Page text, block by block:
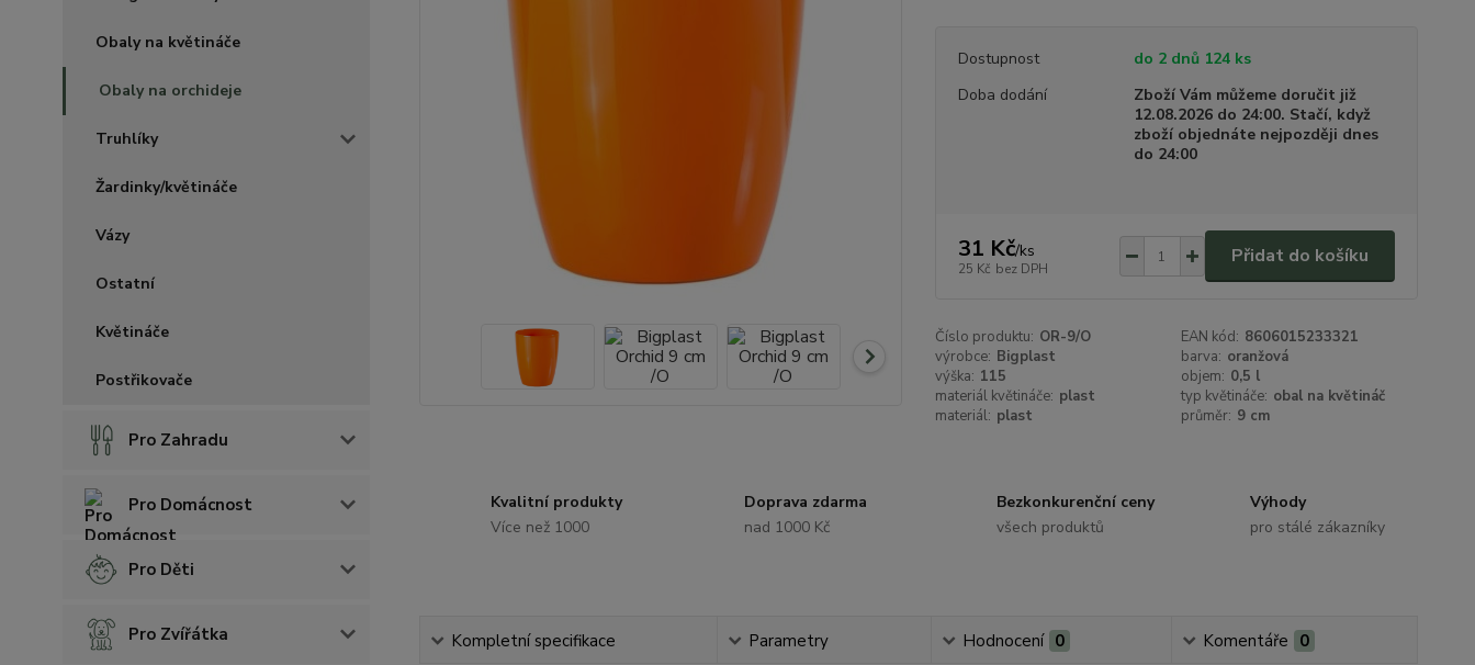
Obaly na květináče
Obaly na orchideje
Truhlíky
Žardinky/květináče
Vázy
Ostatní
Květináče
Postřikovače
Pro Zahradu
Pro Domácnost
Pro Děti
Pro Zvířátka
Dostupnost
do 2 dnů 124 ks
Doba dodání
Zboží Vám můžeme doručit již
12.08.2026 do 24:00. Stačí, když
zboží objednáte nejpozději dnes
do 24:00
31 Kč/ks
25 Kč bez DPH
Přidat do košíku
Číslo produktu: OR-9/O EAN kód: 8606015233321
výrobce: Bigplast barva: oranžová
výška: 115 objem: 0,5 l
materiál květináče: plast typ květináče: obal na květináč
materiál: plast průměr: 9 cm
Kvalitní produkty
Více než 1000
Doprava zdarma
nad 1000 Kč
Bezkonkurenční ceny
všech produktů
Výhody
pro stálé zákazníky
Kompletní specifikace Parametry Hodnocení 0 Komentáře 0